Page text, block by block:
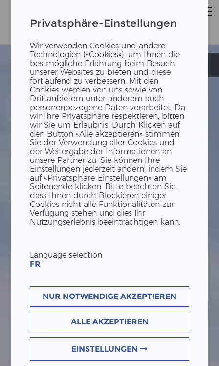
Privatsphäre-Einstellungen
Wir verwenden Cookies und andere
Technologien («Cookies»), um Ihnen die
bestmögliche Erfahrung beim Besuch
unserer Websites zu bieten und diese
fortlaufend zu verbessern. Mit den
Cookies werden von uns sowie von
Drittanbietern unter anderem auch
personenbezogene Daten verarbeitet. Da
wir Ihre Privatsphäre respektieren, bitten
wir Sie um Erlaubnis. Durch Klicken auf
den Button «Alle akzeptieren» stimmen
Sie der Verwendung aller Cookies und
der Weitergabe der Informationen an
unsere Partner zu. Sie können Ihre
Einstellungen jederzeit ändern, indem Sie
auf «Privatsphäre-Einstellungen» am
Seitenende klicken. Bitte beachten Sie,
dass Ihnen durch Blockieren einiger
Cookies nicht alle Funktionalitäten zur
Verfügung stehen und dies Ihr
Nutzungserlebnis beeinträchtigen kann.
Language selection
FR
NUR NOTWENDIGE AKZEPTIEREN
ALLE AKZEPTIEREN
EINSTELLUNGEN
Kindergarten
Kindergarten